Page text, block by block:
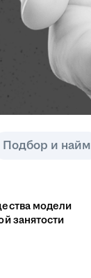
Подбор и найм
модели
занятости